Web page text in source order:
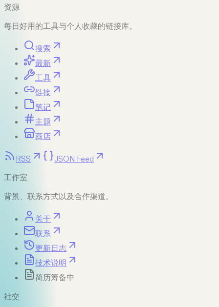
资源
每日好用的工具与个人收藏的链接库。
搜索
最新
工具
链接
笔记
主题
商店
RSS
JSON Feed
工作室
背景、联系方式以及合作渠道。
关于
联系
更新日志
技术说明
简历筹备中
社交